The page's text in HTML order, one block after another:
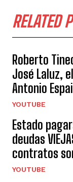
RELATED
Roberto
José Laluz, el
Antonio
YOUTUBE
Estado
deudas
contratos
YOUTUBE